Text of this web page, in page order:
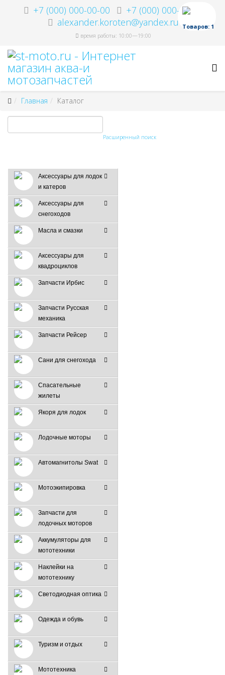
+7 (000) 000-00-00
+7 (000) 000-00-00
alexander.koroten@yandex.ru
время работы: 10:00—19:00
Товаров: 1
Главная Каталог
Расширенный поиск
Аксессуары для лодок
и катеров
Аксессуары для
снегоходов
Масла и смазки
Аксессуары для
квадроциклов
Запчасти Ирбис
Запчасти Русская
механика
Запчасти Рейсер
Сани для снегохода
Спасательные
жилеты
Якоря для лодок
Лодочные моторы
Автомагнитолы Swat
Мотоэкипировка
Запчасти для
лодочных моторов
Аккумуляторы для
мототехники
Наклейки на
мототехнику
Светодиодная оптика
Одежда и обувь
Туризм и отдых
Мототехника